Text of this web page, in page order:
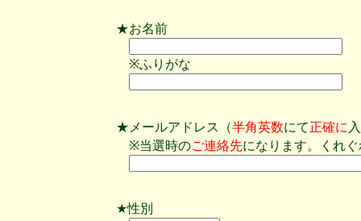
★お名前
※ふりがな
★メールアドレス（半角英数にて正確に
※当選時のご連絡先になります。くれ
★性別